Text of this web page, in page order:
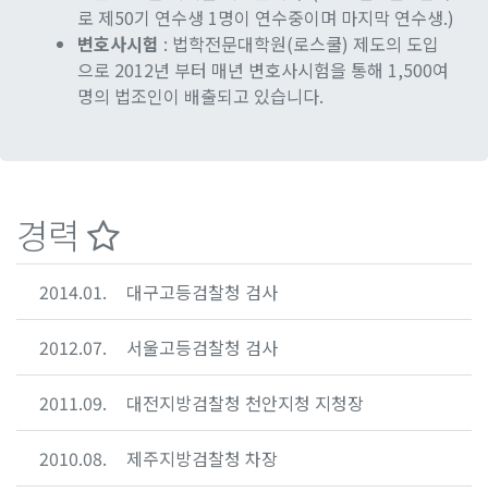
로 제50기 연수생 1명이 연수중이며 마지막 연수생.)
변호사시험 : 법학전문대학원(로스쿨) 제도의 도입
으로 2012년 부터 매년 변호사시험을 통해 1,500여
명의 법조인이 배출되고 있습니다.
경력
2014.01. 대구고등검찰청 검사
2012.07. 서울고등검찰청 검사
2011.09. 대전지방검찰청 천안지청 지청장
2010.08. 제주지방검찰청 차장